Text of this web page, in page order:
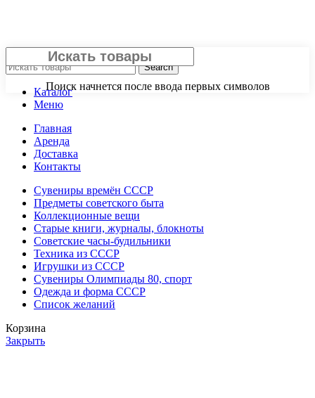
Поиск начнется после ввода первых символов
Search
Каталог
Меню
Главная
Аренда
Доставка
Контакты
Сувениры времён СССР
Предметы советского быта
Коллекционные вещи
Старые книги, журналы, блокноты
Советские часы-будильники
Техника из СССР
Игрушки из СССР
Сувениры Олимпиады 80, спорт
Одежда и форма СССР
Список желаний
Корзина
Закрыть